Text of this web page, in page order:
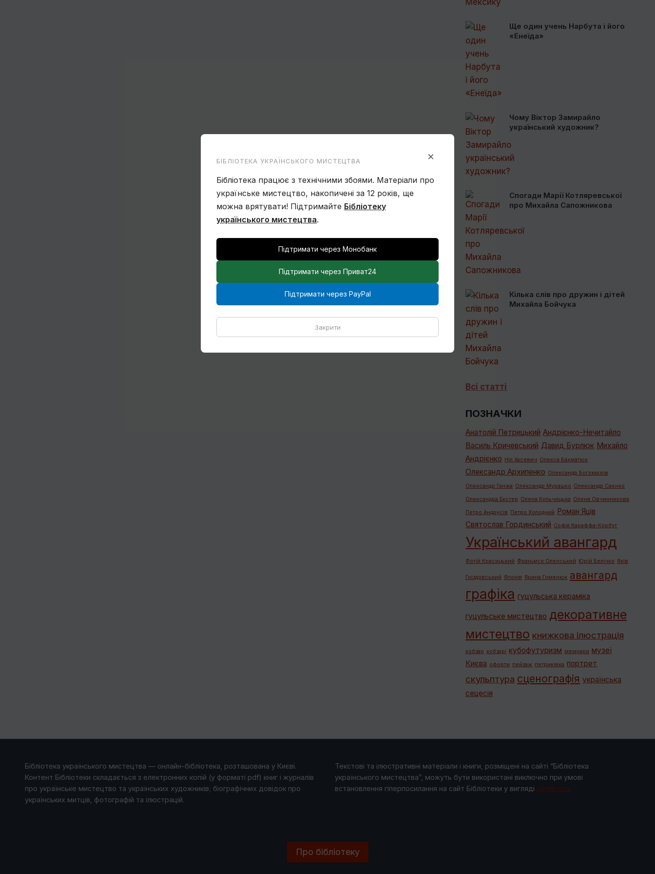
Ще один учень Нарбута і його
«Енеїда»
Чому Віктор Замирайло
український художник?
Спогади Марії Котляревської
про Михайла Сапожникова
Кілька слів про дружин і дітей
Михайла Бойчука
Всі статті
ПОЗНАЧКИ
Анатолій Петрицький Андрієнко-Нечитайло
Василь Кричевський Давид Бурлюк Михайло
Андрієнко Ніл Хасевич Олекса Бахматюк
Олександр Архипенко Олександр Богомазов
Олександр Ганжа Олександр Мурашко Олександр Саєнко
Олександра Екстер Олена Кульчицька Олена Овчинникова
Петро Андрусів Петро Холодний
Роман Яців
Святослав Гординський Софія Караффа-Корбут
Український авангард
Фотій Красицький Франциск Оленський Юрій Белічко Яків
Гніздовський Японія Ярина Гоменюк авангард
графiка гуцульська кераміка
гуцульське мистецтво декоративне
мистецтво книжкова ілюстрація
кобзар кобзарі кубофутуризм мемуари музеї
Києва офорти пейзаж петриківка портрет
скульптура сценографія українська
сецесія
Бібліотека українського мистецтва — онлайн-бібліотека, розташована у Києві.
Контент Бібліотеки складається з електронних копій (у форматі pdf) книг і журналів
про українське мистецтво та українських художників; біографічних довідок про
українських митців, фотографій та ілюстрацій.
Текстові та ілюстративні матеріали і книги, розміщені на сайті “Бібліотека
українського мистецтва”, можуть бути використані виключно при умові
встановлення гіперпосилання на сайт Бібліотеки у виглядi uartlib.org.
Про бібліотеку
×
БІБЛІОТЕКА УКРАЇНСЬКОГО МИСТЕЦТВА
Бібліотека працює з технічними збоями. Матеріали про
українське мистецтво, накопичені за 12 років, ще
можна врятувати! Підтримайте Бібліотеку
українського мистецтва.
Підтримати через Монобанк
Підтримати через Приват24
Підтримати через PayPal
Закрити